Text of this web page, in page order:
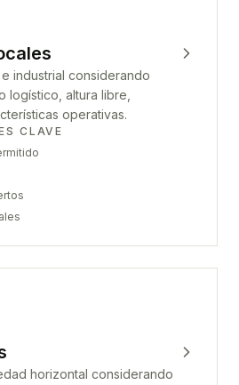
industrial considerando
logístico, altura libre,
operativas.
CLAVE
horizontal considerando